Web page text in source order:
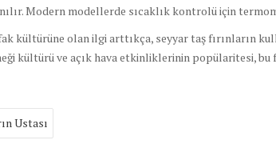
Modern modellerde sıcaklık kontrolü için
kültürüne olan ilgi arttıkça, seyyar taş fırınların
kültürü ve açık hava etkinliklerinin popülaritesi, bu
Ustası